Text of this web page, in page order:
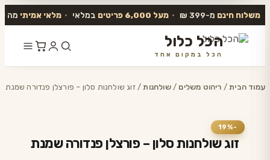
משלוח חינם מ-399 ₪ • מעל 6,000 פריטים במלאי • מלאי אמיתי מה
הכל כלול
הכל במקום אחד
לתוכן
עמוד הבית/ ריהוט משלים /שולחנות/ זוג שולחנות סלון – פורצלן פנדורה שמנת
-19%
זוג שולחנות סלון – פורצלן פנדורה שמנת